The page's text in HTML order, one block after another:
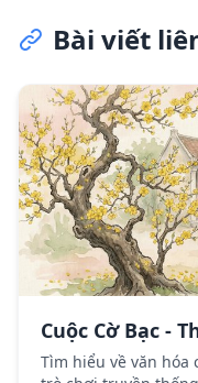
Bài viết
Cuộc Cờ Bạc -
Tìm hiểu về văn hóa